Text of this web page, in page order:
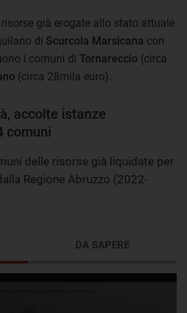
già erogate allo stato attuale
di Scurcola Marsicana con
i comuni di Tornareccio (circa
(circa 28mila euro).
accolte istanze
comuni
delle risorse già liquidate per
Regione Abruzzo (2022-
DA SAPERE